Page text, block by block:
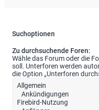
Suchoptionen
Zu durchsuchende Foren:
Wähle das Forum oder die
soll. Unterforen werden
die Option „Unterforen